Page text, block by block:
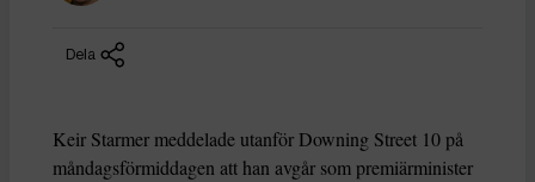
Dela
Keir Starmer meddelade utanför Downing Street 10 på
måndagsförmiddagen att han avgår som premiärminister